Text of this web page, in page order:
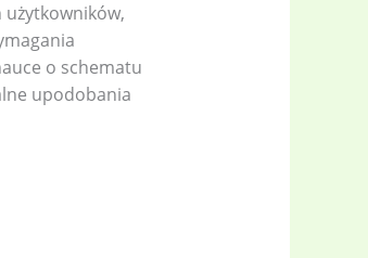
o schematu
upodobania